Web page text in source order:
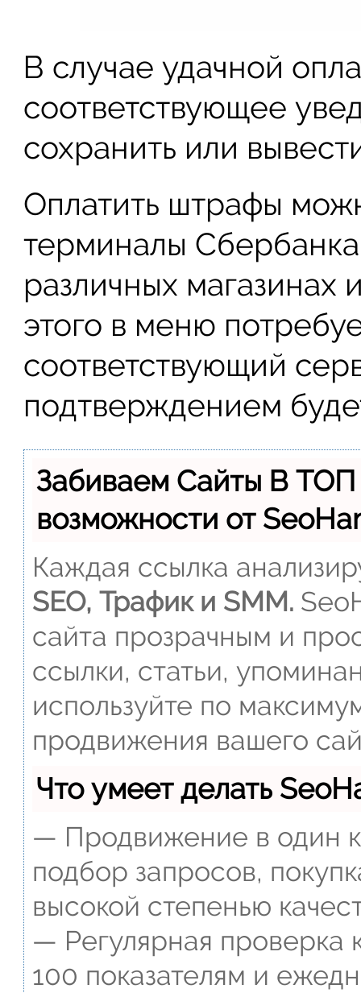
В случае удачной
соответствующее
сохранить или
Оплатить штрафы
терминалы
различных магазинах
этого в меню
соответствующий
подтверждением
Забиваем Сайты В
возможности от
Каждая ссылка
SEO, Трафик и SMM.
сайта прозрачным и
ссылки, статьи,
используйте по
продвижения вашего
Что умеет делать
— Продвижение в один
подбор запросов,
высокой степенью
— Регулярная проверка
100 показателям и